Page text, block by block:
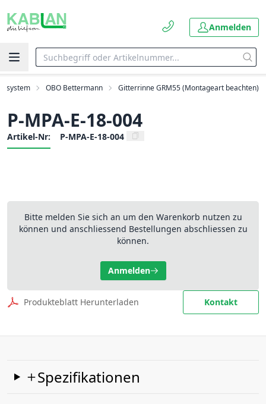
Anmelden
OBO Bettermann Gitterrinne GRM55 (Montageart beachten)
P-MPA-E-18-004
Artikel-Nr: P-MPA-E-18-004
Bitte melden Sie sich an um den Warenkorb nutzen zu
können und anschliessend Bestellungen abschliessen zu
können.
Anmelden
Produkteblatt Herunterladen Kontakt
Spezifikationen